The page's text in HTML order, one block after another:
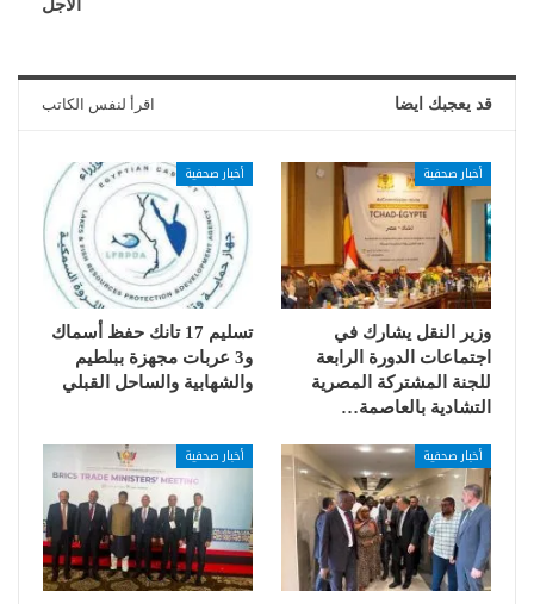
الأجل
قد يعجبك ايضا اقرأ لنفس الكاتب
أخبار صحفية
وزير النقل يشارك في
اجتماعات الدورة الرابعة
للجنة المشتركة المصرية
التشادية بالعاصمة…
أخبار صحفية
تسليم 17 تانك حفظ أسماك
و3 عربات مجهزة ببلطيم
والشهابية والساحل القبلي
أخبار صحفية أخبار صحفية